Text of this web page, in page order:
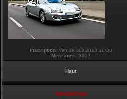
Inscription: Ven 19 Juil 2013 10:30
Messages: 3357
Haut
NikoLifeStyle